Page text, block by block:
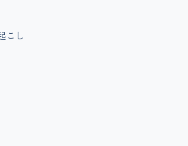
こし